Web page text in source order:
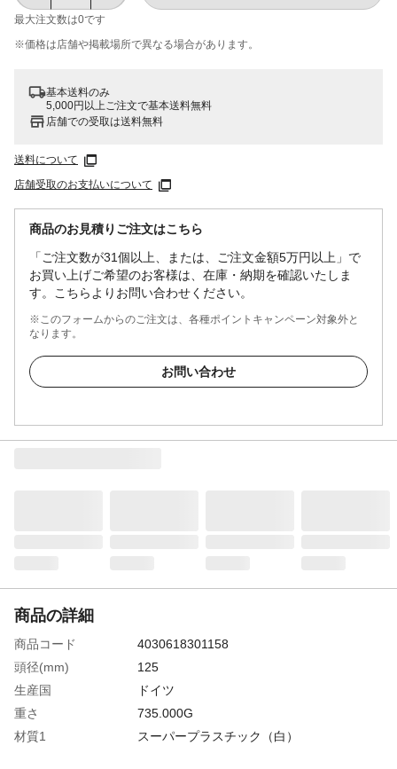
最大注文数は0です
※価格は​店舗や​掲載場所で​異なる​場合が​あります。
基本送料のみ
5,000円以上ご注文で基本送料無料
店舗での受取は送料無料
送料について
店舗受取のお支払いについて
商品のお見積りご注文はこちら
「ご注文数が31個以上、または、ご注文金額5万円以上」で
お買い上げご希望のお客様は、在庫・納期を確認いたしま
す。こちらよりお問い合わせください。
※このフォームからのご注文は、各種ポイントキャンペーン対象外と
なります。
お問い合わせ
商品の詳細
商品コード
4030618301158
頭径(mm)
125
生産国
ドイツ
重さ
735.000G
材質1
スーパープラスチック（白）